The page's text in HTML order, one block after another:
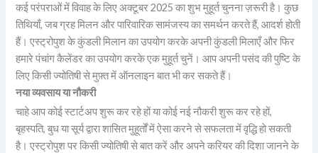
कई परंपराओं में विवाह के लिए अक्टूबर 2025 का शुभ मुहूर्त चुनना ज़रूरी है। कुछ
तिथियाँ, जब ग्रह मिलन और पारिवारिक सामंजस्य का समर्थन करते हैं, आदर्श होती
हैं। एस्ट्रोपुश के कुंडली मिलान का उपयोग करके अपनी कुंडली मिलाएँ और फिर
हमारे पंचांग कैलेंडर का उपयोग करके एक मुहूर्त चुनें। आप अपनी पसंद की पुष्टि के
लिए किसी ज्योतिषी से मुफ़्त में ऑनलाइन बात भी कर सकते हैं।
नया व्यवसाय या नौकरी
चाहे आप कोई स्टार्टअप शुरू कर रहे हों या कोई नई नौकरी शुरू कर रहे हों,
बृहस्पति, बुध या सूर्य द्वारा शासित मुहूर्तों में ऐसा करने से सफलता में वृद्धि हो सकती
है। एस्ट्रोपुश पर किसी ज्योतिषी से बात करें और अपने करियर की दिशा जानने के